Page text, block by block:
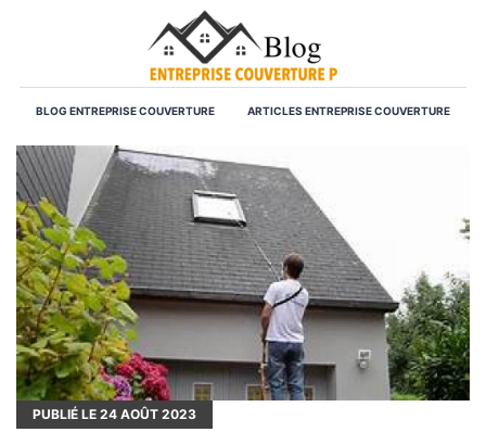
BLOG ENTREPRISE COUVERTURE ARTICLES ENTREPRISE COUVERTURE
PUBLIÉ LE 24 AOÛT 2023